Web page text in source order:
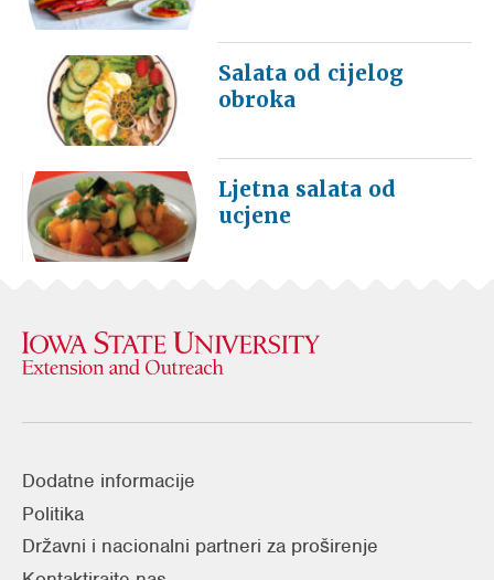
Salata od cijelog
obroka
Ljetna salata od
ucjene
Dodatne informacije
Politika
Državni i nacionalni partneri za proširenje